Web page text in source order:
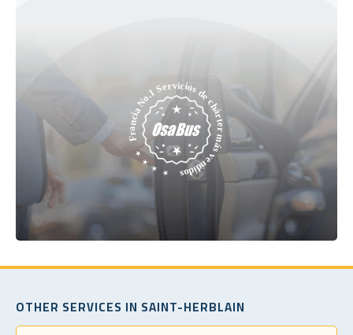
OTHER SERVICES IN SAINT-HERBLAIN